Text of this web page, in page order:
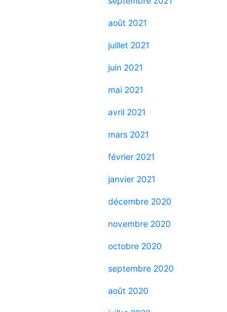
août 2021
juillet 2021
juin 2021
mai 2021
avril 2021
mars 2021
février 2021
janvier 2021
décembre 2020
novembre 2020
octobre 2020
septembre 2020
août 2020